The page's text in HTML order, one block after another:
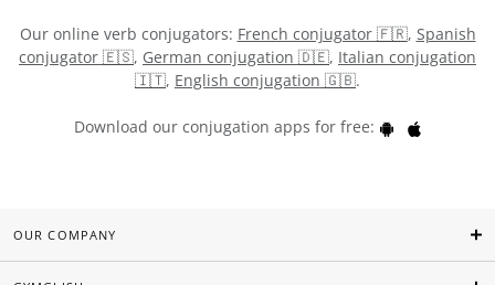
Our online verb conjugators: French conjugator 🇫🇷, Spanish
conjugator 🇪🇸, German conjugation 🇩🇪, Italian conjugation
🇮🇹, English conjugation 🇬🇧.
Download our conjugation apps for free:
OUR COMPANY